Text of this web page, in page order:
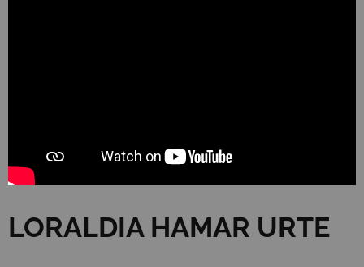
LORALDIA HAMAR URTE